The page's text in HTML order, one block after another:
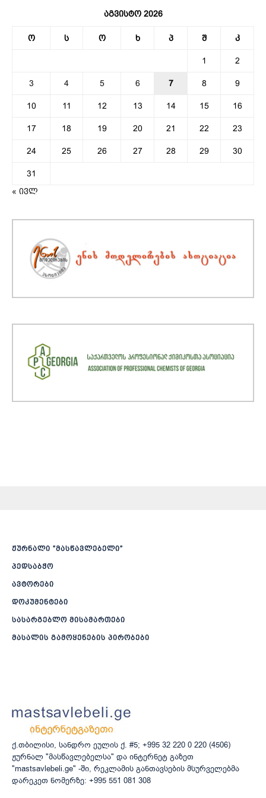
აგვისტო 2026
ო ს ო ხ პ შ კ
1 2
3 4 5 6 7 8 9
10 11 12 13 14 15 16
17 18 19 20 21 22 23
24 25 26 27 28 29 30
31
« ივლ
ჟურნალი ”მასწავლებელი”
პედსაბჭო
ავტორები
დოკუმენტები
სასარგებლო მისამართები
მასალის გამოყენების პირობები
ქ.თბილისი, სანდრო ეულის ქ. #5; +995 32 220 0 220 (4506)
ჟურნალ "მასწავლებელსა" და ინტერნეტ გაზეთ
"mastsavlebeli.ge" -ში, რეკლამის განთავსების მსურველებმა
დარეკეთ ნომერზე: +995 551 081 308